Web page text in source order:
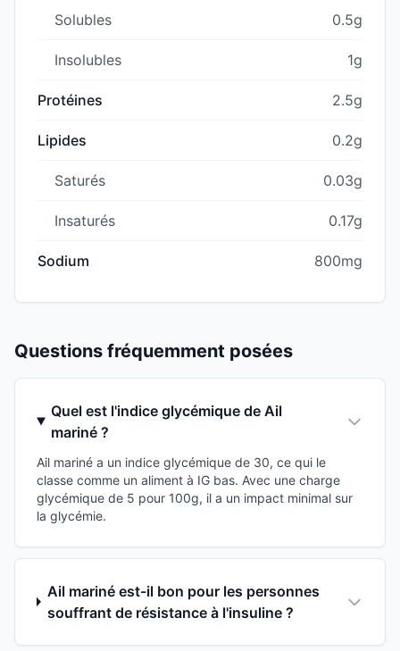
Solubles 0.5g
Insolubles 1g
Protéines 2.5g
Lipides 0.2g
Saturés 0.03g
Insaturés 0.17g
Sodium 800mg
Questions fréquemment posées
Quel est l'indice glycémique de Ail
mariné ?
Ail mariné a un indice glycémique de 30, ce qui le
classe comme un aliment à IG bas. Avec une charge
glycémique de 5 pour 100g, il a un impact minimal sur
la glycémie.
Ail mariné est-il bon pour les personnes
souffrant de résistance à l'insuline ?